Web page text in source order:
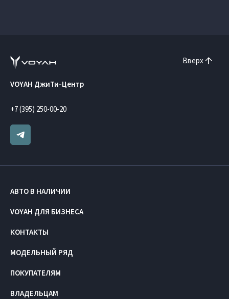
Вверх
VOYAH ДжиТи-Центр
+7 (395) 250-00-20
АВТО В НАЛИЧИИ
VOYAH ДЛЯ БИЗНЕСА
КОНТАКТЫ
МОДЕЛЬНЫЙ РЯД
ПОКУПАТЕЛЯМ
ВЛАДЕЛЬЦАМ